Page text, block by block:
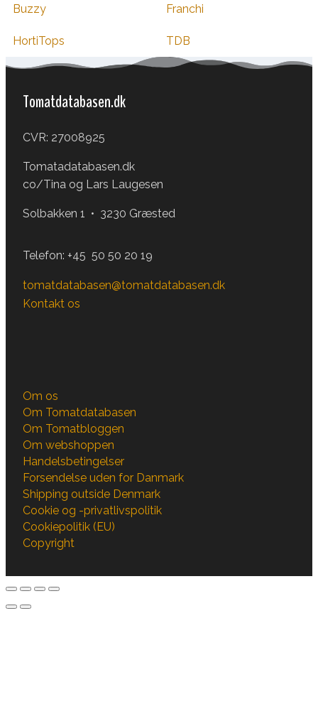
Buzzy Franchi
HortiTops TDB
Tomatdatabasen.dk
CVR: 27008925
Tomatadatabasen.dk
co/Tina og Lars Laugesen
Solbakken 1 • 3230 Græsted
Telefon: +45 50 50 20 19
tomatdatabasen@tomatdatabasen.dk
Kontakt os
Om os
Om Tomatdatabasen
Om Tomatbloggen
Om webshoppen
Handelsbetingelser
Forsendelse uden for Danmark
Shipping outside Denmark
Cookie og -privatlivspolitik
Cookiepolitik (EU)
Copyright